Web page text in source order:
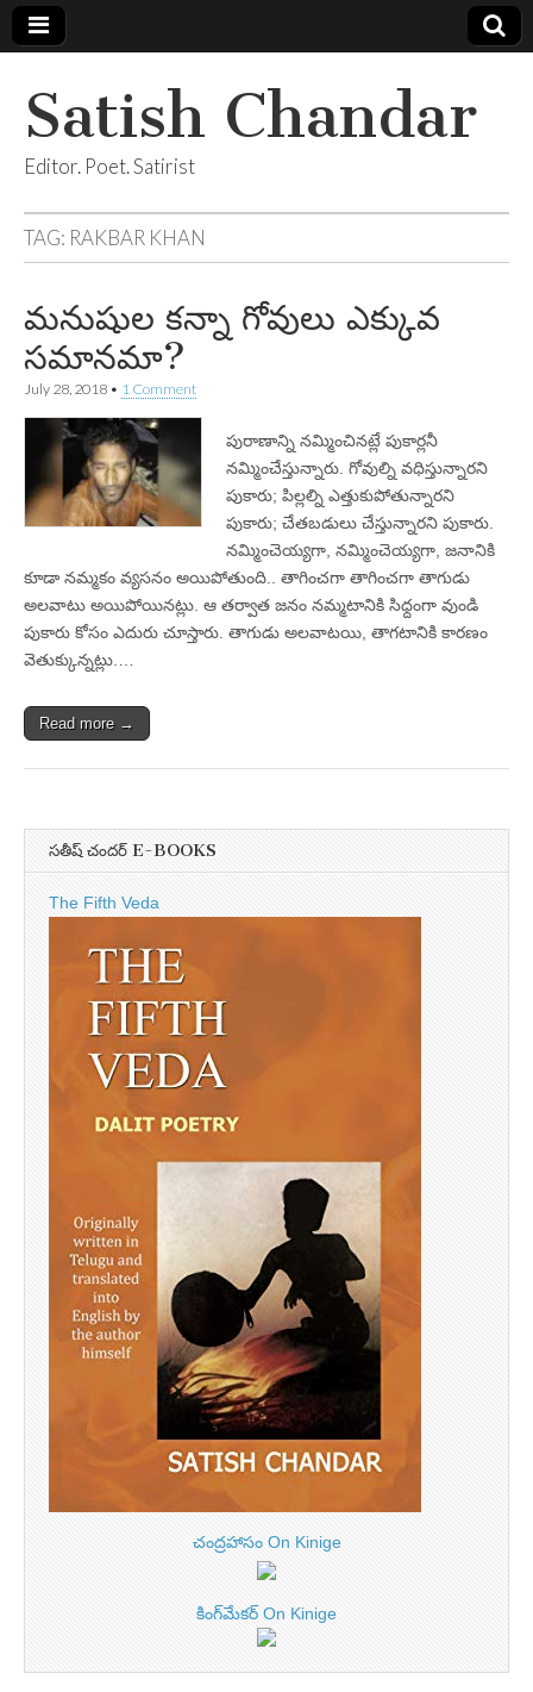
Satish Chandar
Editor. Poet. Satirist
TAG: RAKBAR KHAN
మనుషుల కన్నా గోవులు ఎక్కువ
సమానమా?
July 28, 2018 • 1 Comment
పురాణాన్ని నమ్మించినట్లే పుకార్లనీ
నమ్మించేస్తున్నారు. గోవుల్ని వధిస్తున్నారని
పుకారు; పిల్లల్ని ఎత్తుకుపోతున్నారని
పుకారు; చేతబడులు చేస్తున్నారని పుకారు.
నమ్మించెయ్యగా, నమ్మించెయ్యగా, జనానికి
కూడా నమ్మకం వ్యసనం అయిపోతుంది.. తాగించగా తాగించగా తాగుడు
అలవాటు అయిపోయినట్లు. ఆ తర్వాత జనం నమ్మటానికి సిధ్దంగా వుండి
పుకారు కోసం ఎదురు చూస్తారు. తాగుడు అలవాటయి, తాగటానికి కారణం
వెతుక్కున్నట్లు.…
Read more →
సతీష్ చందర్ E-BOOKS
The Fifth Veda
చంద్రహాసం On Kinige
కింగ్‌మేకర్ On Kinige